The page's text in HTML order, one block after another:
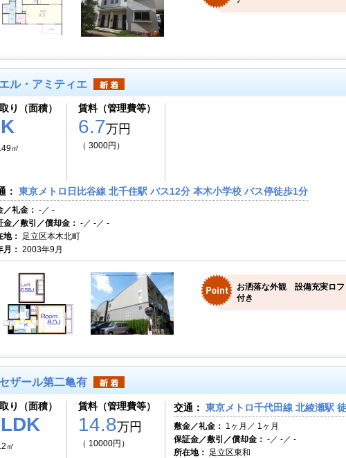
ル・アミティエ
り（面積）
㎡
賃料（管理費等）
6.7万円
（ 3000円）
： 東京メトロ日比谷線 北千住駅 バス12分 本木小学校 バス停徒歩1分
／礼金： -／ -
金／敷引／償却金： -／ -／ -
地： 足立区本木北町
月： 2003年9月
お洒落な外観 設備充実ロ
付き
ザール第二亀有
り（面積）
㎡
賃料（管理費等）
14.8万円
（ 10000円）
交通： 東京メトロ千代田線 北綾瀬駅
敷金／礼金： 1ヶ月／ 1ヶ月
保証金／敷引／償却金： -／ -／ -
所在地： 足立区東和